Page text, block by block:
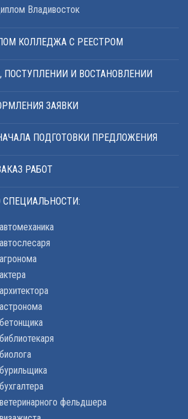
Владивосток
КОЛЛЕДЖА С РЕЕСТРОМ
ПОСТУПЛЕНИИ И ВОСТАНОВЛЕНИИ
ЗАЯВКИ
ПОДГОТОВКИ ПРЕДЛОЖЕНИЯ
РАБОТ
фельдшера